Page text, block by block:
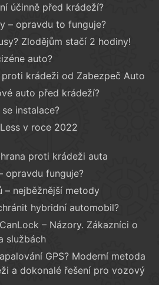
účinně před krádeží?
– opravdu to funguje?
Zlodějům stačí 2 hodiny!
auto?
krádeži od Zabezpeč Auto
auto před krádeží?
instalace?
v roce 2022
proti krádeži auta
opravdu funguje?
– nejběžnější metody
hybridní automobil?
– Názory. Zákazníci o
službách
GPS? Moderní metoda
a dokonalé řešení pro vozový